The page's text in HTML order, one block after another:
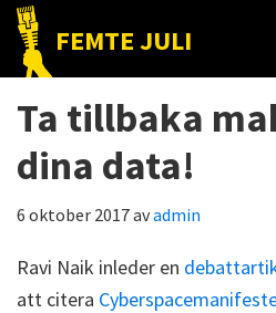
Hoppa
huvudnavigering
Hoppa
huvudinnehåll
Hoppa
det
primära
FEMTE JULI
Nätet
till
folket!
Ta tillbaka
dina data!
6 oktober 2017avadmin
Ravi Naik inleder en
att citera